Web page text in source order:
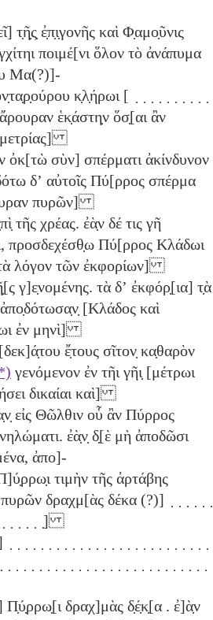
τ̣ῆ̣ς̣ ἐ̣π̣ι̣γονῆς καὶ Φ̣αμο̣ῦνις
ποιμέ[νι ὅλον τὸ ἀνάπυμα
Μα(?)]-
κ̣λ̣ήρωι [
ἑκ̣άστη̣ν ὅσ̣[αι ἂν
ὀκ[τὼ σὺν] σπέρματι ἀκίνδυνον
δʼ αὐτοῖς Πύ[ρρος σπέρμα
πυρῶν]
τῆς χρέας. ἐὰ̣ν δέ τις γῆ
προσδεχέσθ̣ω Πύ[ρρος Κλάδωι
λόγον τῶν ἐκφορίων]
γ]ε̣νομένης. τὰ δʼ ἐκφόρ̣[ια] τ̣ὰ
[Κλάδος καὶ
ἐν μηνὶ]
ἔ̣τους σῖτον̣ κα̣θαρὸν
γενόμενον ἐν τῆι γῆι̣ [μέτρωι
δικαίαι καὶ]
εἰς Θῶλθιν οὗ ἂν Πύρρος
ἐὰ̣ν̣ δ̣[ὲ μὴ ἀποδῶσι
ἀπο]-
τιμὴν τῆς ἀρτάβης
πυρῶν δραχμ[ὰς δέκα (?)] ̣ ̣ ̣ ̣ ̣ ̣
̣]
ἐν [
δραχ]μὰς δ̣έ̣κ̣[α . ἐ]ὰ̣ν